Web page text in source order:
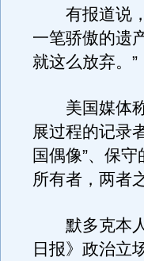
有报道说，
一笔骄傲的遗
就这么放弃。”
美国媒体称
展过程的记录
国偶像”、保
所有者，两者
默多克本人
日报》政治立